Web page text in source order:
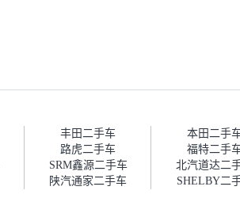
期需要到当地
帮我谈价。自营车我讲
后是通过花一块钱买优
式，便宜了800块钱成交
丰田二手车
本田二手
路虎二手车
福特二手
SRM鑫源二手车
北汽道达二
陕汽通家二手车 SHELBY二